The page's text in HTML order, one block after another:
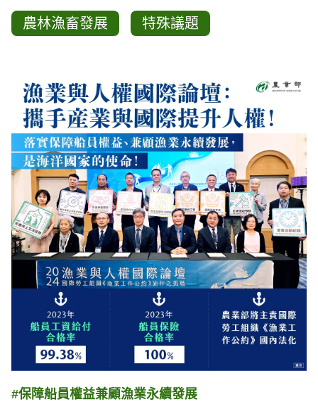
農林漁畜發展 特殊議題
圖卡列表
#保障船員權益兼顧漁業永續發展